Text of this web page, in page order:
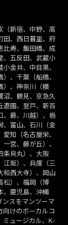
（新宿、中野、高
田、西日暮里、府
比寿、飯田橋、成
、五反田、武蔵小
金井、中目黒、
、千葉（船橋、
）、神奈川（横
沼、鶴見、京急久
遊園、登戸、新百
、蕨、川越）、栃
、富山、石川（金
知（名古屋栄、
宮、藤が丘）、
条烏丸）、大阪
江坂）、兵庫（三
和西大寺）、岡山
松）、福岡（博
、鹿児島、沖縄
ンスをマンツーマ
向けのボーカルコ
ミュージカル、K-